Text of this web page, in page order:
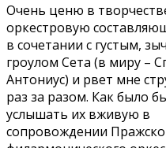
Очень ценю в
оркестровую
в сочетании с густым,
гроулом Сета (в миру –
Антониус) и рвет мне
раз за разом. Как было
услышать их вживую в
сопровождении